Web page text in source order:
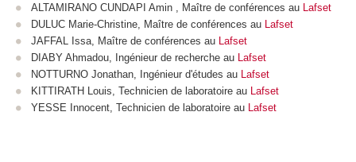
ALTAMIRANO CUNDAPI Amin , Maître de conférences au Lafset
DULUC Marie-Christine, Maître de conférences au Lafset
JAFFAL Issa, Maître de conférences au Lafset
DIABY Ahmadou, Ingénieur de recherche au Lafset
NOTTURNO Jonathan, Ingénieur d'études au Lafset
KITTIRATH Louis, Technicien de laboratoire au Lafset
YESSE Innocent, Technicien de laboratoire au Lafset